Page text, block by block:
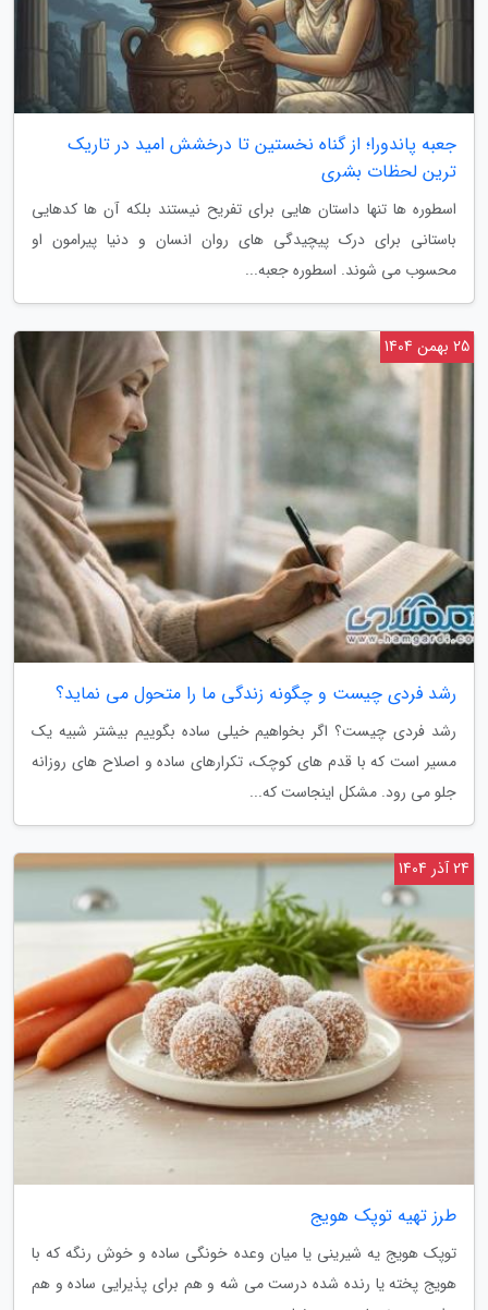
جعبه پاندورا؛ از گناه نخستین تا درخشش امید در تاریک
ترین لحظات بشری
اسطوره ها تنها داستان هایی برای تفریح نیستند بلکه آن ها کدهایی
باستانی برای درک پیچیدگی های روان انسان و دنیا پیرامون او
محسوب می شوند. اسطوره جعبه...
رشد فردی چیست و چگونه زندگی ما را متحول می نماید؟
رشد فردی چیست؟ اگر بخواهیم خیلی ساده بگوییم بیشتر شبیه یک
مسیر است که با قدم های کوچک، تکرارهای ساده و اصلاح های روزانه
جلو می رود. مشکل اینجاست که...
25 بهمن 1404
طرز تهیه توپک هویج
توپک هویج یه شیرینی یا میان وعده خونگی ساده و خوش رنگه که با
هویج پخته یا رنده شده درست می شه و هم برای پذیرایی ساده و هم
24 آذر 1404